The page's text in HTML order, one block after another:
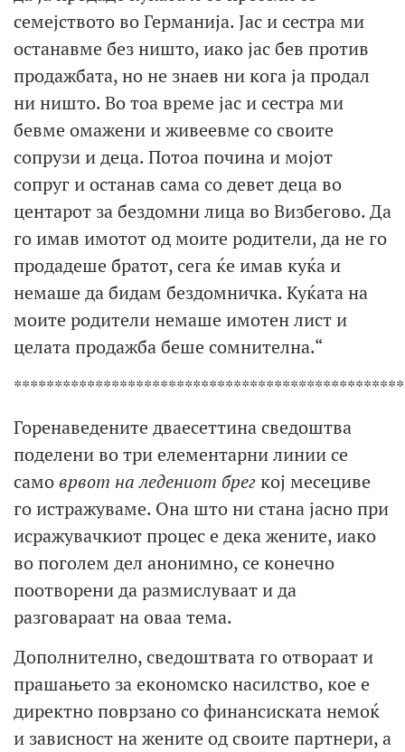
семејството во Германија. Јас и сестра ми
останавме без ништо, иако јас бев против
продажбата, но не знаев ни кога ја продал
ни ништо. Во тоа време јас и сестра ми
бевме омажени и живеевме со своите
сопрузи и деца. Потоа почина и мојот
сопруг и останав сама со девет деца во
центарот за бездомни лица во Визбегово. Да
го имав имотот од моите родители, да не го
продадеше братот, сега ќе имав куќа и
немаше да бидам бездомничка. Куќата на
моите родители немаше имотен лист и
целата продажба беше сомнителна.“
Горенаведените дваесеттина сведоштва
поделени во три елементарни линии се
самоврвот на ледениот брегкој месециве
го истражуваме. Она што ни стана јасно при
исражувачкиот процес е дека жените, иако
во поголем дел анонимно, се конечно
поотворени да размислуваат и да
разговараат на оваа тема.
Дополнително, сведоштвата го отвораат и
прашањето за економско насилство, кое е
директно поврзано со финансиската немоќ
и зависност на жените од своите партнери, а